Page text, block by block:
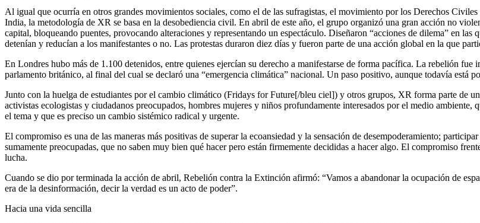
Al igual que ocurría en otros grandes movimientos sociales, como el de las sufragistas, el movimiento por los Derechos
India, la metodología de XR se basa en la desobediencia civil. En abril de este año, el grupo organizó una gran acción no
capital, bloqueando puentes, provocando alteraciones y representando un espectáculo. Diseñaron “acciones de dilema” en
detenían y reducían a los manifestantes o no. Las protestas duraron diez días y fueron parte de una acción global en la que
En Londres hubo más de 1.100 detenidos, entre quienes ejercían su derecho a manifestarse de forma pacífica. La rebelión
parlamento británico, al final del cual se declaró una “emergencia climática” nacional. Un paso positivo, aunque todavía está
Junto con la huelga de estudiantes por el cambio climático (Fridays for Future[/bleu ciel]) y otros grupos, XR forma parte de
activistas ecologistas y ciudadanos preocupados, hombres mujeres y niños profundamente interesados por el medio ambiente,
el tema y que es preciso un cambio sistémico radical y urgente.
El compromiso es una de las maneras más positivas de superar la ecoansiedad y la sensación de desempoderamiento;
sumamente preocupadas, que no saben muy bien qué hacer pero están firmemente decididas a hacer algo. El compromiso
lucha.
Cuando se dio por terminada la acción de abril, Rebelión contra la Extinción afirmó: “Vamos a abandonar la ocupación de
era de la desinformación, decir la verdad es un acto de poder”.
Hacia una vida sencilla